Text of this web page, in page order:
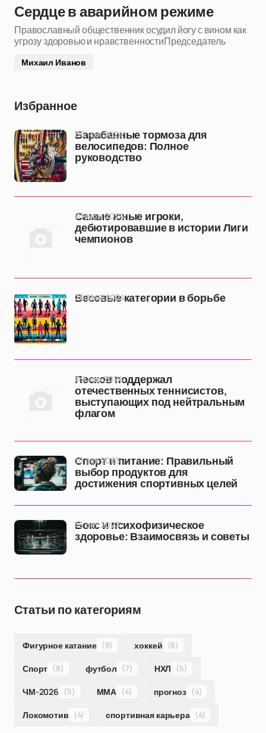
Сердце в аварийном режиме
Православный общественник осудил йогу с вином как
угрозу здоровью и нравственностиПредседатель
Михаил Иванов
Избранное
Барабанные тормоза для
велосипедов: Полное
руководство
06 ноя 2024
Самые юные игроки,
дебютировавшие в истории Лиги
чемпионов
01 июл 2024
Весовые категории в борьбе
26 Май 2024
Песков поддержал
отечественных теннисистов,
выступающих под нейтральным
флагом
09 апр 2024
Спорт и питание: Правильный
выбор продуктов для
достижения спортивных целей
16 окт 2023
Бокс и психофизическое
здоровье: Взаимосвязь и советы
16 окт 2023
Статьи по категориям
Фигурное катание (8) хоккей (8)
Спорт (8) футбол (7) НХЛ (5)
ЧМ-2026 (5) ММА (4) прогноз (4)
Локомотив (4) спортивная карьера (4)